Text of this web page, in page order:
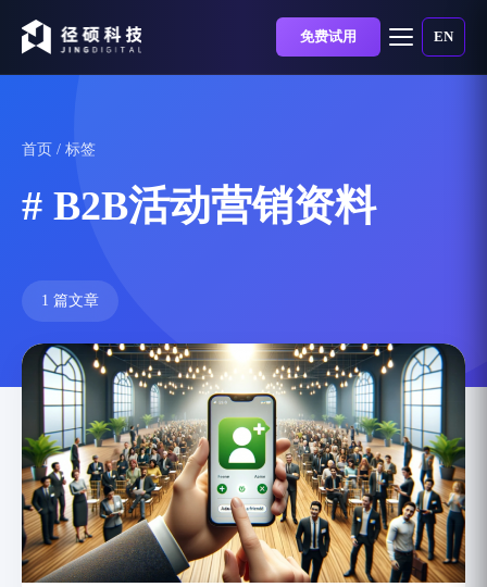
免费试用 EN
首页 / 标签
# B2B活动营销资料
1 篇文章